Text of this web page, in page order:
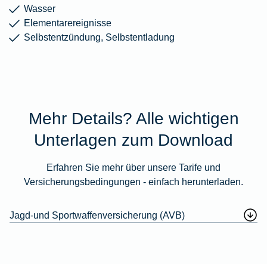
Wasser
Elementarereignisse
Selbstentzündung, Selbstentladung
Mehr Details? Alle wichtigen
Unterlagen zum Download
Erfahren Sie mehr über unsere Tarife und
Versicherungsbedingungen - einfach herunterladen.
Jagd-und Sportwaffenversicherung (AVB)